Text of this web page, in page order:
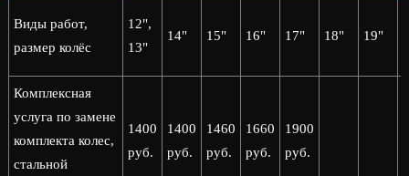
Виды работ,
размер колёс
12",
13"
14" 15" 16" 17" 18" 19"
Комплексная
услуга по замене
комплекта колес,
стальной
1400
руб.
1400
руб.
1460
руб.
1660
руб.
1900
руб.